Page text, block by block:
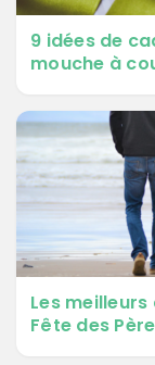
9 idées de
mouche à
Les
Fête des